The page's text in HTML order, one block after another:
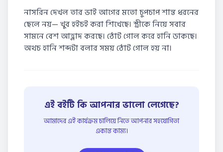
নাসরিন দেখল তার ভাই আগের মতো চুপচাপ শান্ত ধরনের
ছেলে নয়— খুব হইচই করা শিখেছে। স্ত্রীকে নিয়ে সবার
সামনে বেশ আহ্লাদ করছে। ঠোট গোল করে হানি ডাকছে।
অথচ হানি শব্দটা বলার সময় ঠোট গোল হয় না।
এই বইটি কি আপনার ভালো লেগেছে?
আমাদের এই কার্যক্রম চালিয়ে নিতে আপনার সহযোগিতা
একান্ত কাম্য।